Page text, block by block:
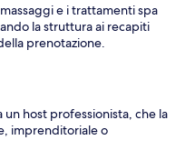
e i trattamenti spa
la struttura ai recapiti
prenotazione.
host professionista, che la
imprenditoriale o